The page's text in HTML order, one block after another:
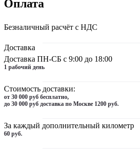
Оплата
Безналичный расчёт с НДС
Доставка
Доставка ПН-СБ с 9:00 до 18:00
1 рабочий день
Стоимость доставки:
от 30 000 руб бесплатно,
до 30 000 руб доставка по Москве 1200 руб.
За каждый дополнительный километр
60 руб.